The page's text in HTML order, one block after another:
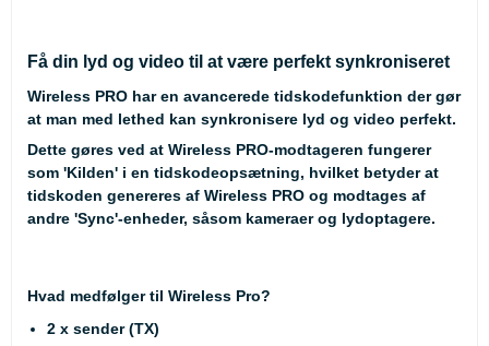
Få din lyd og video til at være perfekt synkroniseret
Wireless PRO har en avancerede tidskodefunktion der gør
at man med lethed kan synkronisere lyd og video perfekt.
Dette gøres ved at Wireless PRO-modtageren fungerer
som 'Kilden' i en tidskodeopsætning, hvilket betyder at
tidskoden genereres af Wireless PRO og modtages af
andre 'Sync'-enheder, såsom kameraer og lydoptagere.
Hvad medfølger til Wireless Pro?
2 x sender (TX)